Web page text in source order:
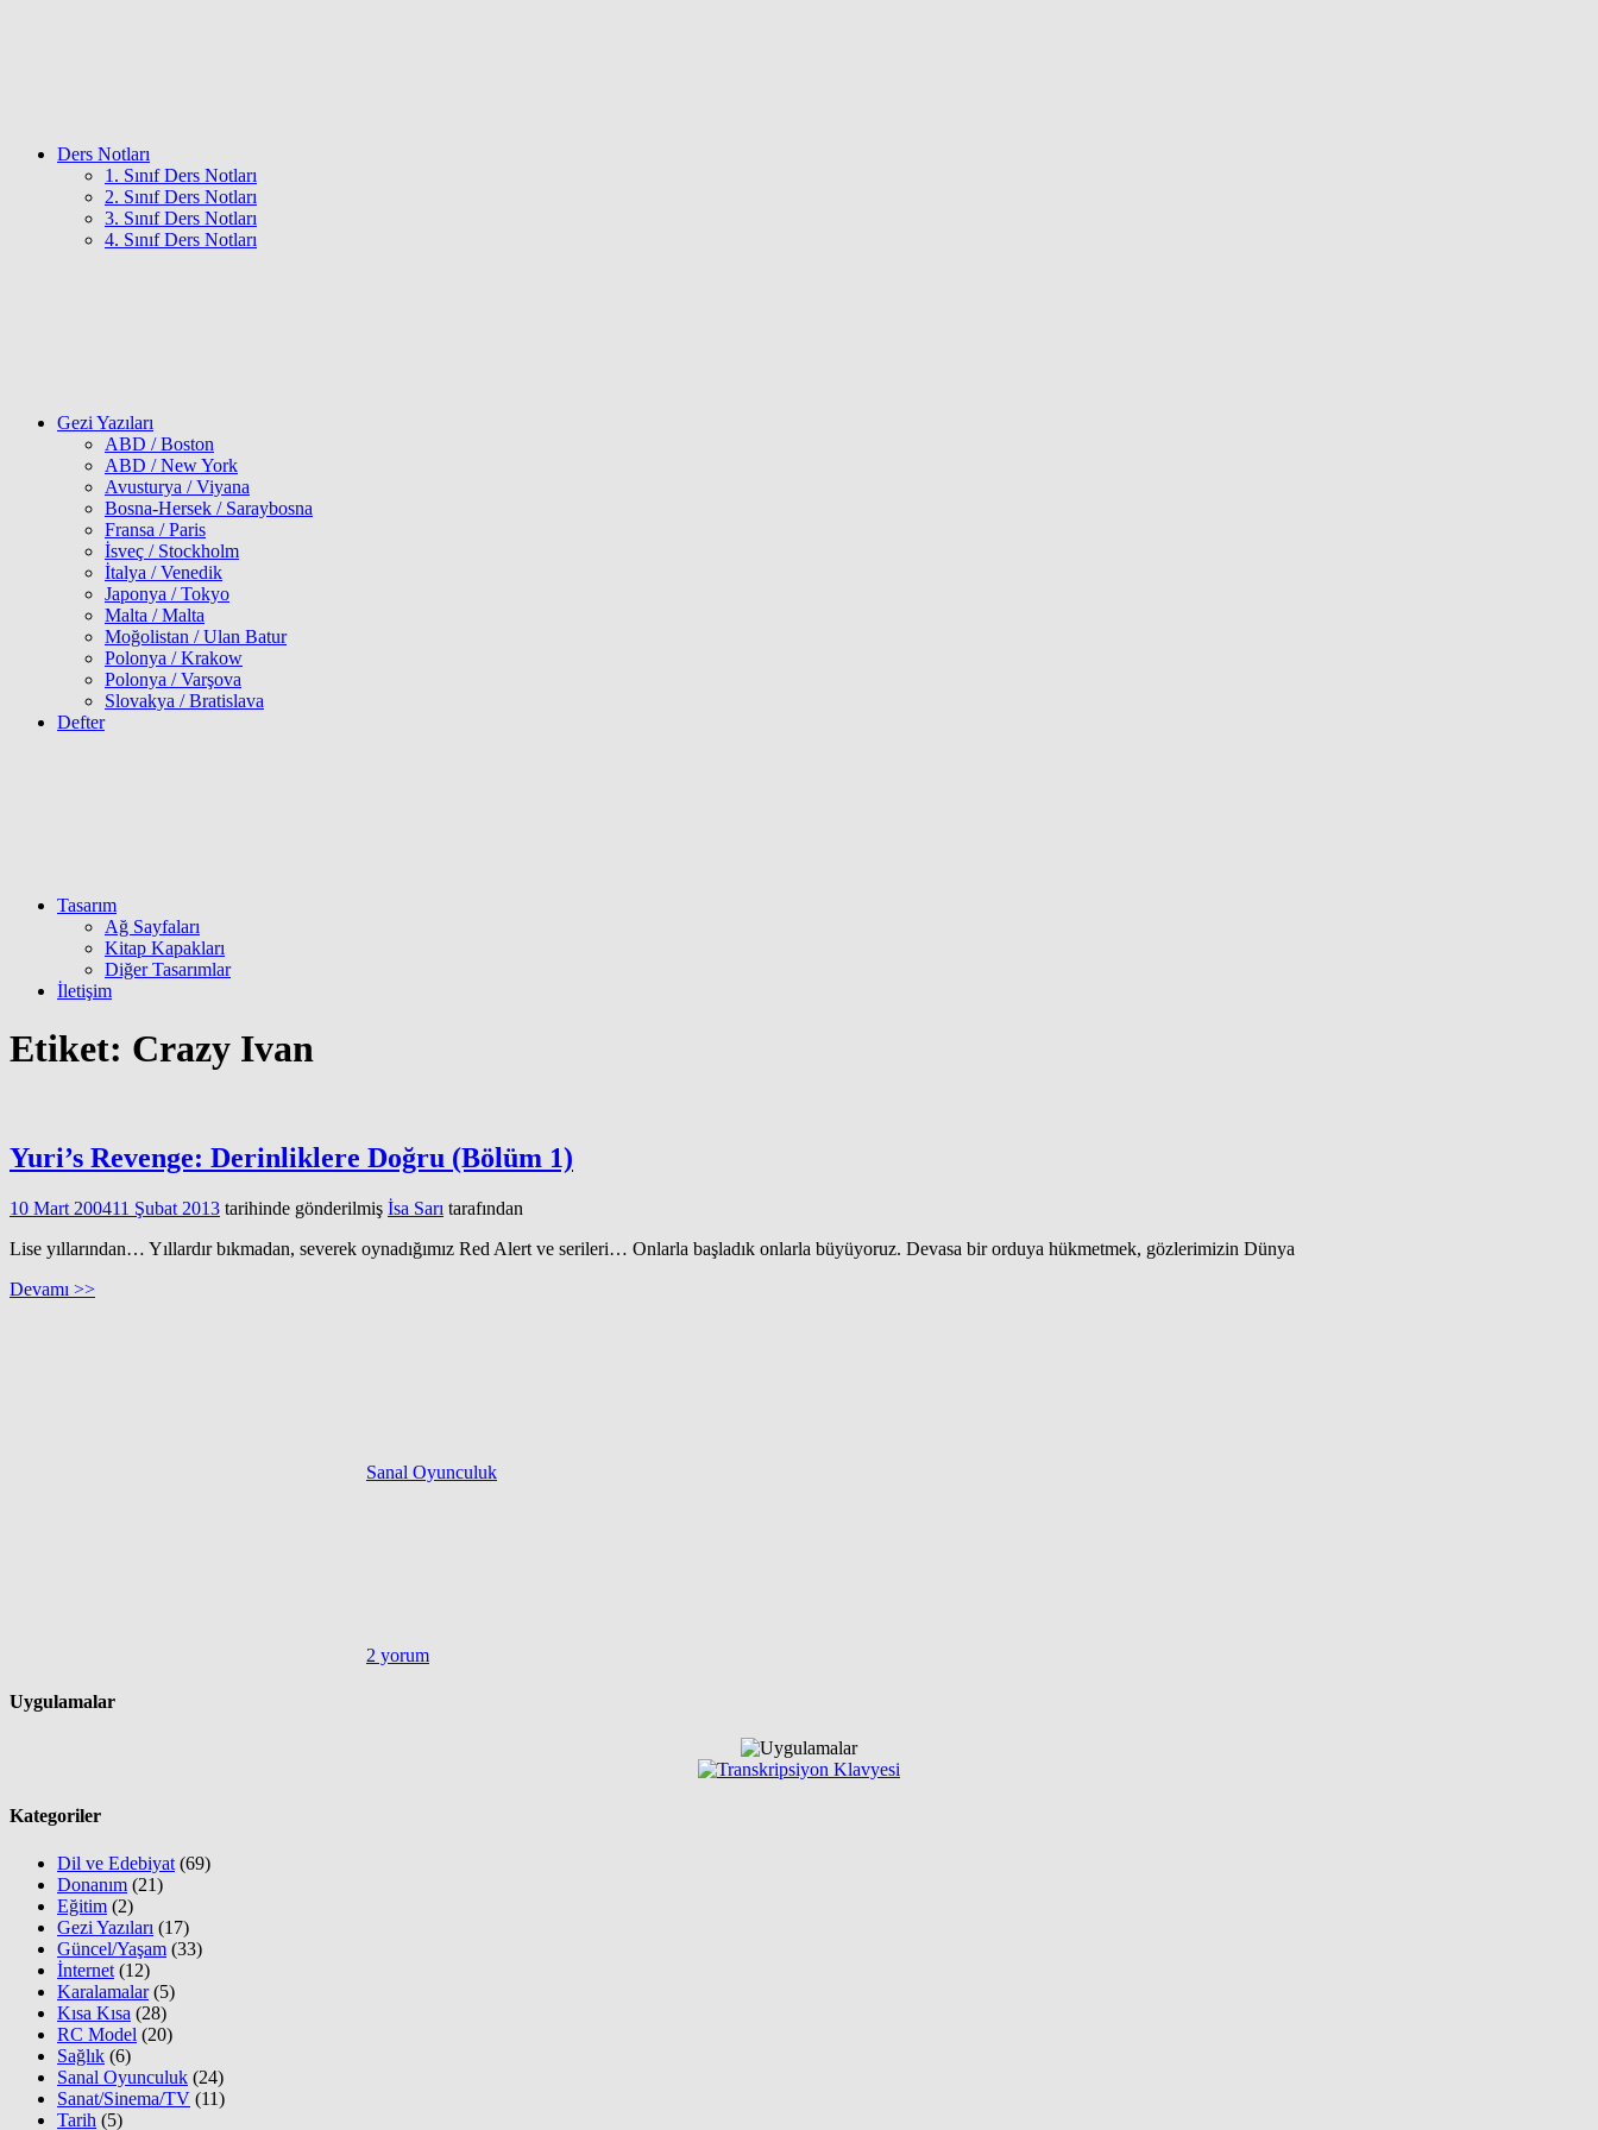
Ders Notları
1. Sınıf Ders Notları
2. Sınıf Ders Notları
3. Sınıf Ders Notları
4. Sınıf Ders Notları
Gezi Yazıları
ABD / Boston
ABD / New York
Avusturya / Viyana
Bosna-Hersek / Saraybosna
Fransa / Paris
İsveç / Stockholm
İtalya / Venedik
Japonya / Tokyo
Malta / Malta
Moğolistan / Ulan Batur
Polonya / Krakow
Polonya / Varşova
Slovakya / Bratislava
Defter
Tasarım
Ağ Sayfaları
Kitap Kapakları
Diğer Tasarımlar
İletişim
Etiket: Crazy Ivan
Yuri’s Revenge: Derinliklere Doğru (Bölüm 1)
10 Mart 200411 Şubat 2013 tarihinde gönderilmiş İsa Sarı tarafından
Lise yıllarından… Yıllardır bıkmadan, severek oynadığımız Red Alert ve serileri… Onlarla başladık onlarla büyüyoruz. Devasa bir orduya hükmetmek, gözlerimizin Dünya
Devamı >>
Sanal Oyunculuk
2 yorum
Uygulamalar
Kategoriler
Dil ve Edebiyat (69)
Donanım (21)
Eğitim (2)
Gezi Yazıları (17)
Güncel/Yaşam (33)
İnternet (12)
Karalamalar(5)
Kısa Kısa (28)
RC Model (20)
Sağlık (6)
Sanal Oyunculuk (24)
Sanat/Sinema/TV (11)
Tarih (5)